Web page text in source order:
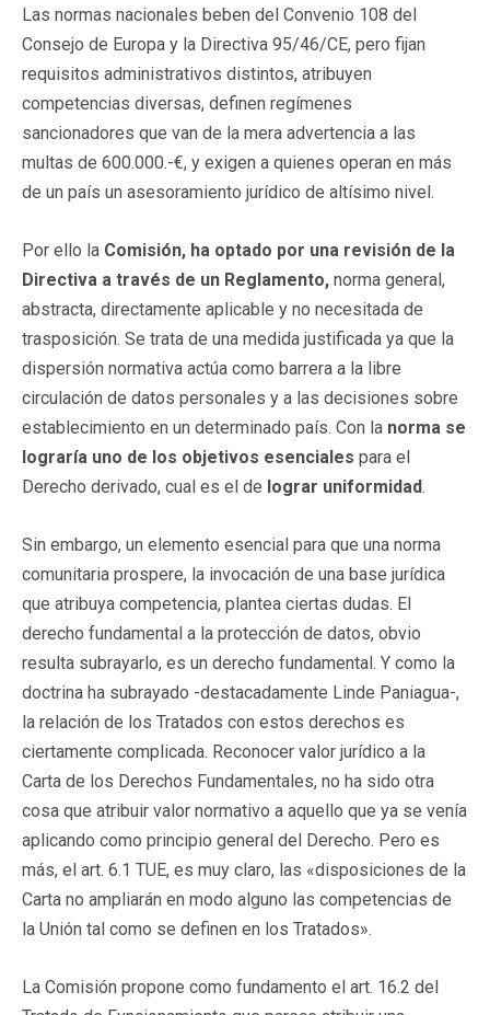
Las normas nacionales beben del Convenio 108 del
Consejo de Europa y la Directiva 95/46/CE, pero fijan
requisitos administrativos distintos, atribuyen
competencias diversas, definen regímenes
sancionadores que van de la mera advertencia a las
multas de 600.000.-€, y exigen a quienes operan en más
de un país un asesoramiento jurídico de altísimo nivel.
Por ello la Comisión, ha optado por una revisión de la
Directiva a través de un Reglamento, norma general,
abstracta, directamente aplicable y no necesitada de
trasposición. Se trata de una medida justificada ya que la
dispersión normativa actúa como barrera a la libre
circulación de datos personales y a las decisiones sobre
establecimiento en un determinado país. Con la norma se
lograría uno de los objetivos esenciales para el
Derecho derivado, cual es el de lograr uniformidad.
Sin embargo, un elemento esencial para que una norma
comunitaria prospere, la invocación de una base jurídica
que atribuya competencia, plantea ciertas dudas. El
derecho fundamental a la protección de datos, obvio
resulta subrayarlo, es un derecho fundamental. Y como la
doctrina ha subrayado -destacadamente Linde Paniagua-,
la relación de los Tratados con estos derechos es
ciertamente complicada. Reconocer valor jurídico a la
Carta de los Derechos Fundamentales, no ha sido otra
cosa que atribuir valor normativo a aquello que ya se venía
aplicando como principio general del Derecho. Pero es
más, el art. 6.1 TUE, es muy claro, las «disposiciones de la
Carta no ampliarán en modo alguno las competencias de
la Unión tal como se definen en los Tratados».
La Comisión propone como fundamento el art. 16.2 del